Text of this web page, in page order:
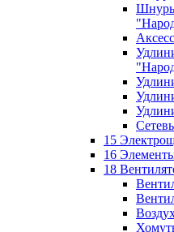
Шнуры
15
16
18